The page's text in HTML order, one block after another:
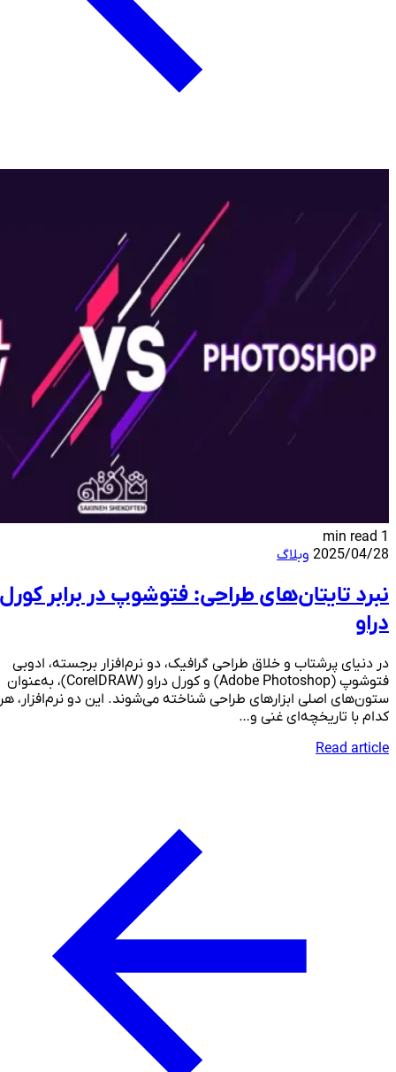
2025/04/28 وبلاگ
نبرد تایتان‌های طراحی: فتوشوپ در برابر کورل
دراو
در دنیای پرشتاب و خلاق طراحی گرافیک، دو نرم‌افزار برجسته، ادوبی
فتوشوپ (Adobe Photoshop) و کورل دراو (CorelDRAW)، به‌عنوان
ستون‌های اصلی ابزارهای طراحی شناخته می‌شوند. این دو نرم‌افزار، هر
کدام با تاریخچه‌ای غنی و…
Read article